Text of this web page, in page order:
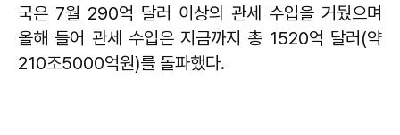
국은 7월 290억 달러 이상의 관세 수입을 거뒀으며
올해 들어 관세 수입은 지금까지 총 1520억 달러(약
210조5000억원)를 돌파했다.